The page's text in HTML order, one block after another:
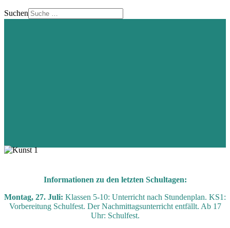
Suchen
Informationen zu den letzten Schultagen:
Montag, 27. Juli: Klassen 5-10: Unterricht nach Stundenplan. KS1:
Vorbereitung Schulfest. Der Nachmittagsunterricht entfällt. Ab 17
Uhr: Schulfest.